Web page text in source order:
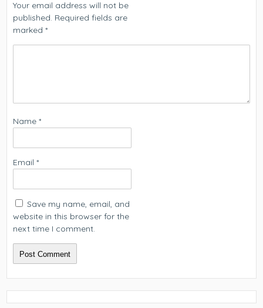
Your email address will not be
published. Required fields are
marked*
Name*
Email*
Save my name, email, and
website in this browser for the
next time I comment.